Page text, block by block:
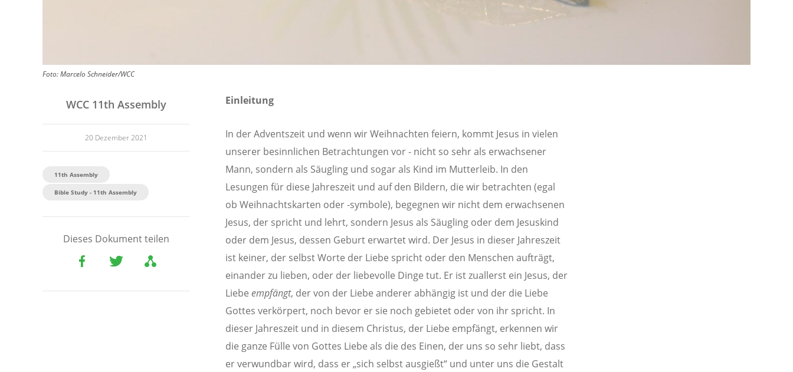
Foto:Marcelo Schneider/WCC
WCC 11th Assembly
20 Dezember 2021
11th Assembly
Bible Study - 11th Assembly
Dieses Dokument teilen
Einleitung
In der Adventszeit und wenn wir Weihnachten feiern, kommt Jesus in vielen
unserer besinnlichen Betrachtungen vor - nicht so sehr als erwachsener
Mann, sondern als Säugling und sogar als Kind im Mutterleib. In den
Lesungen für diese Jahreszeit und auf den Bildern, die wir betrachten (egal
ob Weihnachtskarten oder -symbole), begegnen wir nicht dem erwachsenen
Jesus, der spricht und lehrt, sondern Jesus als Säugling oder dem Jesuskind
oder dem Jesus, dessen Geburt erwartet wird. Der Jesus in dieser Jahreszeit
ist keiner, der selbst Worte der Liebe spricht oder den Menschen aufträgt,
einander zu lieben, oder der liebevolle Dinge tut. Er ist zuallerst ein Jesus, der
Liebe empfängt, der von der Liebe anderer abhängig ist und der die Liebe
Gottes verkörpert, noch bevor er sie noch gebietet oder von ihr spricht. In
dieser Jahreszeit und in diesem Christus, der Liebe empfängt, erkennen wir
die ganze Fülle von Gottes Liebe als die des Einen, der uns so sehr liebt, dass
er verwundbar wird, dass er „sich selbst ausgießt“ und unter uns die Gestalt